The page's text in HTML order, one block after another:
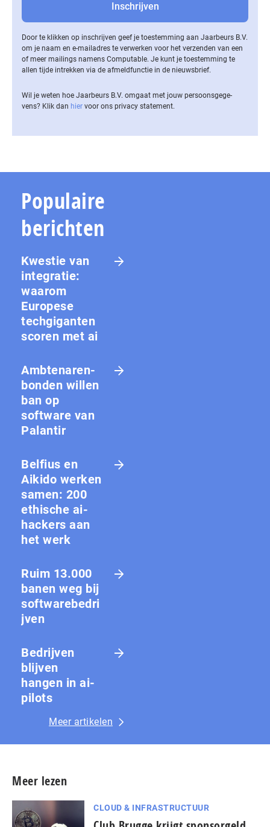
Door te klikken op inschrijven geef je toestemming aan Jaarbeurs B.V.
om je naam en e-mailadres te verwerken voor het verzenden van een
of meer mailings namens Computable. Je kunt je toestemming te
allen tijde intrekken via de af­meld­func­tie in de nieuwsbrief.
Wil je weten hoe Jaarbeurs B.V. omgaat met jouw per­soons­ge­ge­
vens? Klik dan hier voor ons privacy statement.
Populaire
berichten
Kwestie van
integratie:
waarom
Europese
techgiganten
scoren met ai
Amb­te­na­ren­
bon­den willen
ban op
software van
Palantir
Belfius en
Aikido werken
samen: 200
ethische ai-
hackers aan
het werk
Ruim 13.000
banen weg bij
softwarebedri
jven
Bedrijven
blijven
hangen in ai-
pilots
Meer artikelen
Meer lezen
CLOUD & INFRASTRUCTUUR